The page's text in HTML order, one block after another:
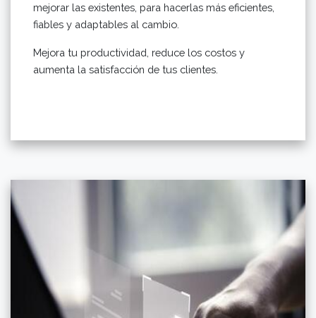
mejorar las existentes, para hacerlas más eficientes,
fiables y adaptables al cambio.
Mejora tu productividad, reduce los costos y
aumenta la satisfacción de tus clientes.